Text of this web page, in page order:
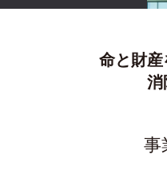
命と財
消
事